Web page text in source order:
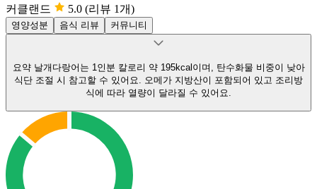
커클랜드 5.0 (리뷰 1개)
영양성분 음식 리뷰 커뮤니티
요약 날개다랑어는 1인분 칼로리 약 195kcal이며, 탄수화물 비중이 낮아
식단 조절 시 참고할 수 있어요. 오메가 지방산이 포함되어 있고 조리방
식에 따라 열량이 달라질 수 있어요.